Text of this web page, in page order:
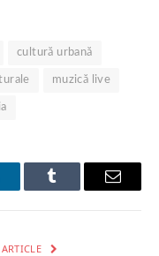
cultură urbană
muzică live
Tumblr Email
ARTICLE